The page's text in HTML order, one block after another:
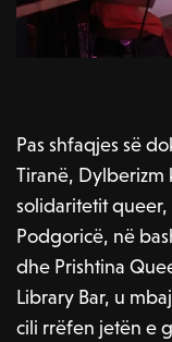
Pas shfaqjes së
Tiranë, Dylberizm
solidaritetit
Podgoricë, në
dhe Prishtina
Library Bar, u
cili rrëfen jetën e